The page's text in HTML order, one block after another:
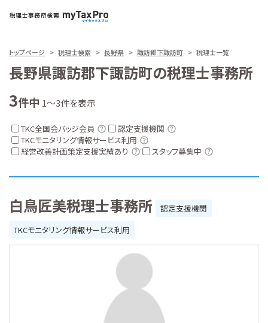
トップページ 税理士検索 長野県 諏訪郡下諏訪町 税理士一覧
長野県諏訪郡下諏訪町の税理士事務所
3件中 1～3件を表示
TKC全国会バッジ会員
認定支援機関
TKCモニタリング情報サービス利用
経営改善計画策定支援実績あり
スタッフ募集中
白鳥匠美税理士事務所
認定支援機関
TKCモニタリング情報サービス利用